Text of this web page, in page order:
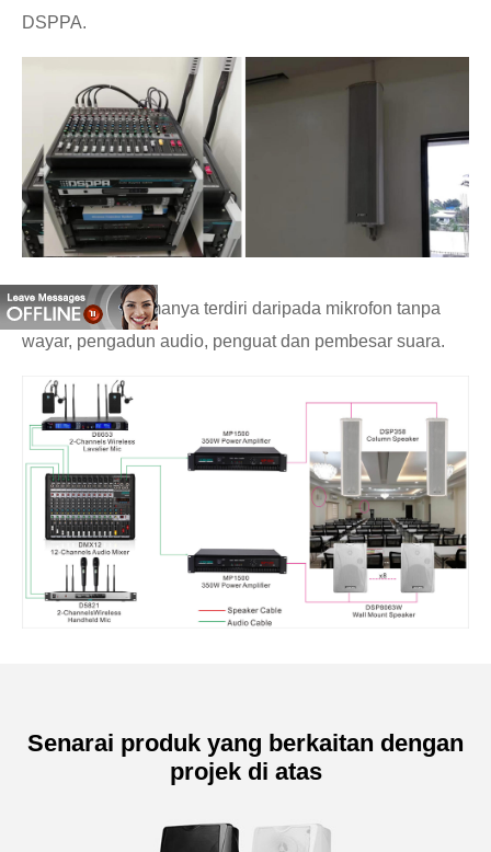
DSPPA.
Sistem ini terutamanya terdiri daripada mikrofon tanpa
wayar, pengadun audio, penguat dan pembesar suara.
Senarai produk yang berkaitan dengan
projek di atas